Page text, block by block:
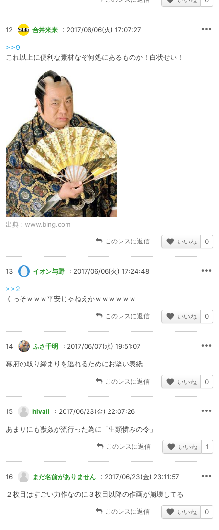
12 合丼来来 : 2017/06/06(火) 17:07:27
>>9
これ以上に便利な素材なぞ何処にあるものか！白状せい！
出典： www.bing.com
このレスに返信 いいね 0
13 イオン与野 : 2017/06/06(火) 17:24:48
>>2
くっそｗｗｗ平安じゃねえかｗｗｗｗｗｗ
このレスに返信 いいね 0
14 ふさ千明 : 2017/06/07(水) 19:51:07
幕府の取り締まりを逃れるためにお堅い表紙
このレスに返信 いいね 0
15 hivali : 2017/06/23(金) 22:07:26
あまりにも獣姦が流行った為に「生類憐みの令」
このレスに返信 いいね 1
16 まだ名前がありません : 2017/06/23(金) 23:11:57
２枚目はすごい力作なのに３枚目以降の作画が崩壊してる
このレスに返信 いいね 0